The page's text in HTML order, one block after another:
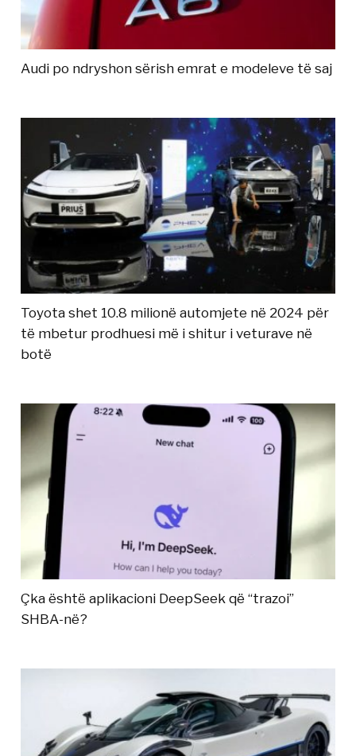
Audi po ndryshon sërish emrat e modeleve të saj
Toyota shet 10.8 milionë automjete në 2024 për
të mbetur prodhuesi më i shitur i veturave në
botë
Çka është aplikacioni DeepSeek që “trazoi”
SHBA-në?